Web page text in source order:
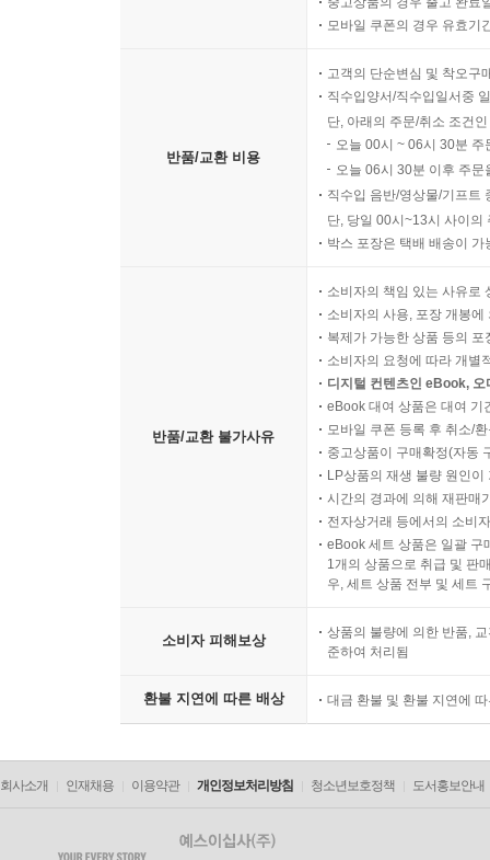
모바일 쿠폰의 경우 유효기
반품/교환 비용
고객의 단순변심 및 착오구
직수입양서/직수입일서중
단, 아래의 주문/취소 조건
오늘 00시 ~ 06시 30분
오늘 06시 30분 이후 주
직수입 음반/영상물/기프트
단, 당일 00시~13시 사이의
박스 포장은 택배 배송이
반품/교환 불가사유
소비자의 책임 있는 사유로
소비자의 사용, 포장 개봉
복제가 가능한 상품 등의
소비자의 요청에 따라 개별
디지털 컨텐츠인 eBook,
eBook 대여 상품은 대여 기
모바일 쿠폰 등록 후 취소/
중고상품이 구매확정(자동
LP상품의 재생 불량 원인
시간의 경과에 의해 재판매
전자상거래 등에서의 소비
eBook 세트 상품은 일괄 구
1개의 상품으로 취급 및 판
우, 세트 상품 전부 및 세트
소비자 피해보상
상품의 불량에 의한 반품,
준하여 처리됨
환불 지연에 따른 배상 대금 환불 및 환불 지연에
회사소개 인재채용 이용약관 개인정보처리방침 청소년보호정책 도서홍보안내